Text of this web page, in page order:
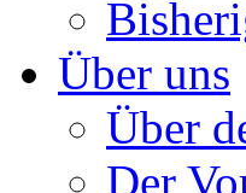
Über uns
Über
Der